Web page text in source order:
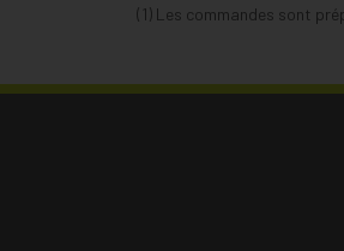
(1) Les commandes sont